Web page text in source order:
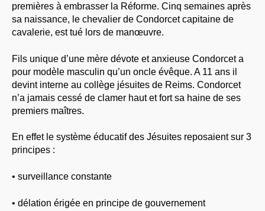
premières à embrasser la Réforme. Cinq semaines après
sa naissance, le chevalier de Condorcet capitaine de
cavalerie, est tué lors de manœuvre.
Fils unique d’une mère dévote et anxieuse Condorcet a
pour modèle masculin qu’un oncle évêque. A 11 ans il
devint interne au collège jésuites de Reims. Condorcet
n’a jamais cessé de clamer haut et fort sa haine de ses
premiers maîtres.
En effet le système éducatif des Jésuites reposaient sur 3
principes :
• surveillance constante
• délation érigée en principe de gouvernement